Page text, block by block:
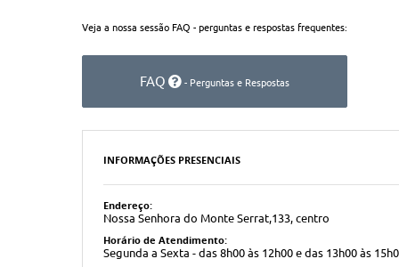
Veja a nossa sessão FAQ - perguntas e respostas frequentes:
FAQ - Perguntas e Respostas
INFORMAÇÕES PRESENCIAIS
Endereço:
Nossa Senhora do Monte Serrat,133, centro
Horário de Atendimento:
Segunda a Sexta - das 8h00 às 12h00 e das 13h00 às